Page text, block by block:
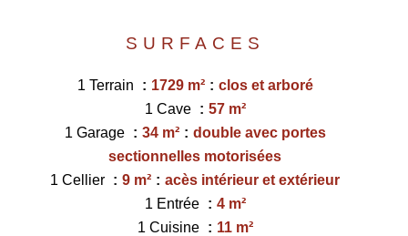
SURFACES
1 Terrain 1729 m²
clos et arboré
1 Cave
57 m²
1 Garage
34 m²
double avec portes
sectionnelles motorisées
1 Cellier
9 m²
acès intérieur et extérieur
1 Entrée
4 m²
1 Cuisine
11 m²